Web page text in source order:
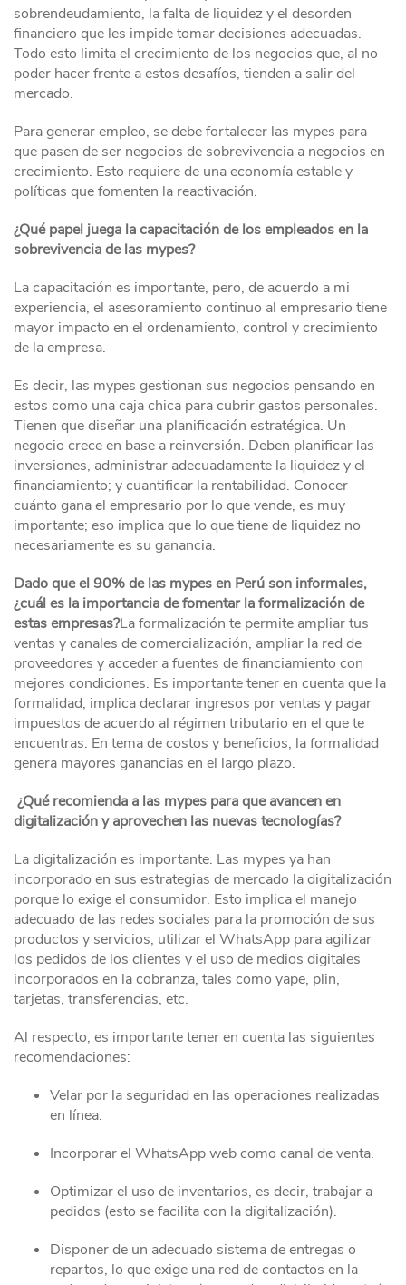
sobrendeudamiento, la falta de liquidez y el desorden
financiero que les impide tomar decisiones adecuadas.
Todo esto limita el crecimiento de los negocios que, al no
poder hacer frente a estos desafíos, tienden a salir del
mercado.
Para generar empleo, se debe fortalecer las mypes para
que pasen de ser negocios de sobrevivencia a negocios en
crecimiento. Esto requiere de una economía estable y
políticas que fomenten la reactivación.
¿Qué papel juega la capacitación de los empleados en la
sobrevivencia de las mypes?
La capacitación es importante, pero, de acuerdo a mi
experiencia, el asesoramiento continuo al empresario tiene
mayor impacto en el ordenamiento, control y crecimiento
de la empresa.
Es decir, las mypes gestionan sus negocios pensando en
estos como una caja chica para cubrir gastos personales.
Tienen que diseñar una planificación estratégica. Un
negocio crece en base a reinversión. Deben planificar las
inversiones, administrar adecuadamente la liquidez y el
financiamiento; y cuantificar la rentabilidad. Conocer
cuánto gana el empresario por lo que vende, es muy
importante; eso implica que lo que tiene de liquidez no
necesariamente es su ganancia.
Dado que el 90% de las mypes en Perú son informales,
¿cuál es la importancia de fomentar la formalización de
estas empresas?La formalización te permite ampliar tus
ventas y canales de comercialización, ampliar la red de
proveedores y acceder a fuentes de financiamiento con
mejores condiciones. Es importante tener en cuenta que la
formalidad, implica declarar ingresos por ventas y pagar
impuestos de acuerdo al régimen tributario en el que te
encuentras. En tema de costos y beneficios, la formalidad
genera mayores ganancias en el largo plazo.
¿Qué recomienda a las mypes para que avancen en
digitalización y aprovechen las nuevas tecnologías?
La digitalización es importante. Las mypes ya han
incorporado en sus estrategias de mercado la digitalización
porque lo exige el consumidor. Esto implica el manejo
adecuado de las redes sociales para la promoción de sus
productos y servicios, utilizar el WhatsApp para agilizar
los pedidos de los clientes y el uso de medios digitales
incorporados en la cobranza, tales como yape, plin,
tarjetas, transferencias, etc.
Al respecto, es importante tener en cuenta las siguientes
recomendaciones:
Velar por la seguridad en las operaciones realizadas
en línea.
Incorporar el WhatsApp web como canal de venta.
Optimizar el uso de inventarios, es decir, trabajar a
pedidos (esto se facilita con la digitalización).
Disponer de un adecuado sistema de entregas o
repartos, lo que exige una red de contactos en la